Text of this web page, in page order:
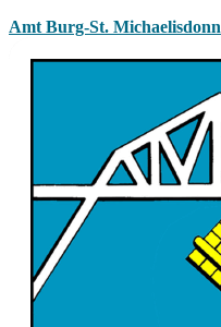
Amt Burg-St. Michaelisdonn